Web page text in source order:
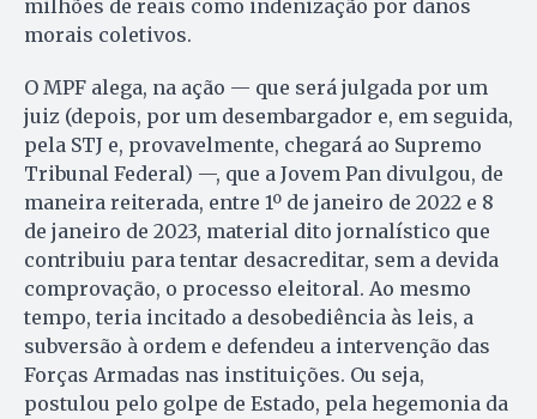
milhões de reais como indenização por danos
morais coletivos.
O MPF alega, na ação — que será julgada por um
juiz (depois, por um desembargador e, em seguida,
pela STJ e, provavelmente, chegará ao Supremo
Tribunal Federal) —, que a Jovem Pan divulgou, de
maneira reiterada, entre 1º de janeiro de 2022 e 8
de janeiro de 2023, material dito jornalístico que
contribuiu para tentar desacreditar, sem a devida
comprovação, o processo eleitoral. Ao mesmo
tempo, teria incitado a desobediência às leis, a
subversão à ordem e defendeu a intervenção das
Forças Armadas nas instituições. Ou seja,
postulou pelo golpe de Estado, pela hegemonia da